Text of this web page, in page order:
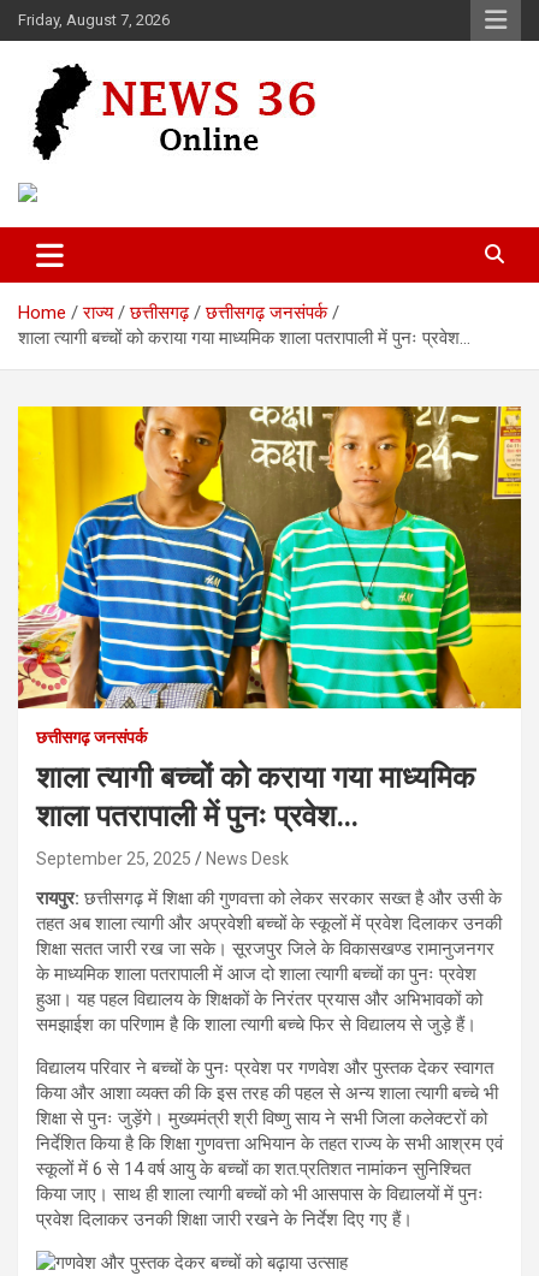
Skip
to
Friday, August 7, 2026
News 36
Home राज्य छत्तीसगढ़
छत्तीसगढ़ जनसंपर्क
शाला त्यागी बच्चों को कराया गया माध्यमिक शाला पतरापाली में पुनः प्रवेश…
छत्तीसगढ़ जनसंपर्क
शाला त्यागी बच्चों को कराया गया माध्यमिक
शाला पतरापाली में पुनः प्रवेश…
September 25, 2025 News Desk
रायपुर:छत्तीसगढ़ में शिक्षा की गुणवत्ता को लेकर सरकार सख्त है और उसी के
तहत अब शाला त्यागी और अप्रवेशी बच्चों के स्कूलों में प्रवेश दिलाकर उनकी
शिक्षा सतत जारी रख जा सके। सूरजपुर जिले के विकासखण्ड रामानुजनगर
के माध्यमिक शाला पतरापाली में आज दो शाला त्यागी बच्चों का पुनः प्रवेश
हुआ। यह पहल विद्यालय के शिक्षकों के निरंतर प्रयास और अभिभावकों को
समझाईश का परिणाम है कि शाला त्यागी बच्चे फिर से विद्यालय से जुड़े हैं।
विद्यालय परिवार ने बच्चों के पुनः प्रवेश पर गणवेश और पुस्तक देकर स्वागत
किया और आशा व्यक्त की कि इस तरह की पहल से अन्य शाला त्यागी बच्चे भी
शिक्षा से पुनः जुड़ेंगे। मुख्यमंत्री श्री विष्णु साय ने सभी जिला कलेक्टरों को
निर्देशित किया है कि शिक्षा गुणवत्ता अभियान के तहत राज्य के सभी आश्रम एवं
स्कूलों में 6 से 14 वर्ष आयु के बच्चों का शत.प्रतिशत नामांकन सुनिश्चित
किया जाए। साथ ही शाला त्यागी बच्चों को भी आसपास के विद्यालयों में पुनः
प्रवेश दिलाकर उनकी शिक्षा जारी रखने के निर्देश दिए गए हैं।